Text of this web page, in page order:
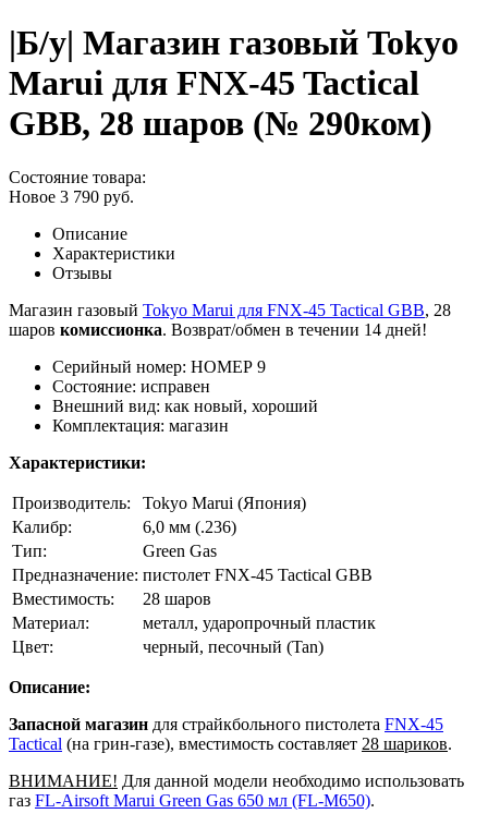
|Б/у| Магазин газовый Tokyo
Marui для FNX-45 Tactical
GBB, 28 шаров (№ 290ком)
Состояние товара:
Новое 3 790 руб.
Описание
Характеристики
Отзывы
Магазин газовый Tokyo Marui для FNX-45 Tactical GBB, 28
шаров комиссионка. Возврат/обмен в течении 14 дней!
Серийный номер: НОМЕР 9
Состояние: исправен
Внешний вид: как новый, хороший
Комплектация: магазин
Характеристики:
Производитель:
Tokyo Marui (Япония)
Калибр:
6,0 мм (.236)
Тип:
Green Gas
Предназначение: пистолет FNX-45 Tactical GBB
Вместимость:
28 шаров
Материал:
металл, ударопрочный пластик
Цвет:
черный, песочный (Tan)
Описание:
Запасной магазин для страйкбольного пистолета FNX-45
Tactical (на грин-газе), вместимость составляет 28 шариков.
ВНИМАНИЕ! Для данной модели необходимо использовать
газ FL-Airsoft Marui Green Gas 650 мл (FL-M650).